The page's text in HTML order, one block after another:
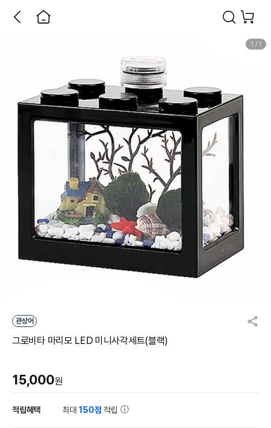
1 / 1
관상어
그로비타 마리모 LED 미니사각세트(블랙)
15,000원
적립혜택 최대150점 적립